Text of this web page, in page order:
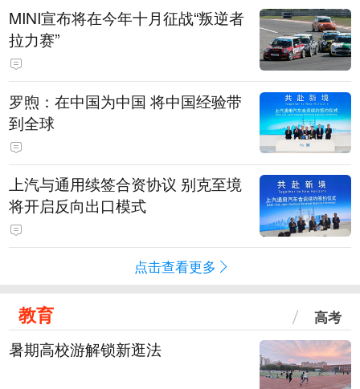
MINI宣布将在今年十月征战“叛逆者
拉力赛”
罗煦：在中国为中国 将中国经验带
到全球
上汽与通用续签合资协议 别克至境
将开启反向出口模式
点击查看更多
教育 高考
暑期高校游解锁新逛法